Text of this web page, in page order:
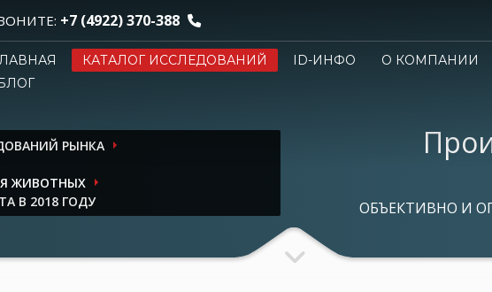
+7 (4922) 370-388
КАТАЛОГ ИССЛЕДОВАНИЙ ID-ИНФО О КОМПАНИИ
БЛОГ
РЫНКА
ЖИВОТНЫХ
В 2018 ГОДУ
ОБЪЕКТИВНО И